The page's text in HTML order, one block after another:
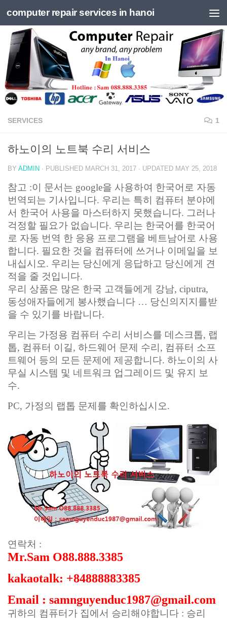
Skip to content
computer repair services in hanoi
SERVICES 1
하노이의 노트북 수리 서비스
BY ADMIN · PUBLISHED MARCH 31, 2017 · UPDATED MAY 25, 2018
참고 :이 문서는 google을 사용하여 한국어로 자동
번역되는 기사입니다. 우리는 특히 컴퓨터 분야에
서 한국어 사용을 마스터하지 못했습니다. 그러나
걱정할 필요가 없습니다. 우리는 한국어를 한국어
로 자동 번역 한 응용 프로그램을 베트남어로 사용
합니다. 필요한 것을 컴퓨터에 쓰거나 이메일을 보
내십시오. 우리는 당신에게 응답하고 당신에게 견
적을 줄 것입니다.
우리 상품은 많은 한국 고객들에게 강남, ciputra,
동성애자들에게 봉사했습니다 … 당신의지지를받
을 수 있기를 바랍니다.
우리는 가정용 컴퓨터 수리 서비스를 데스크톱, 랩
톱, 컴퓨터 이길, 하드웨어 문제 수리, 컴퓨터 소프
트웨어 등의 모든 문제에 제공합니다. 하노이의 사
무실 시스템 및 네트워크 업그레이드 및 유지 보
수.
PC, 가정의 랩톱 문제를 확인하십시오.
연락처 :
Mr.Sam O88.888.3385
kakaotalk: +84888883385
Email : samnguyenduc1987@gmail.com
귀하의 컴퓨터가 집에서 승리해야합니다 : 승리